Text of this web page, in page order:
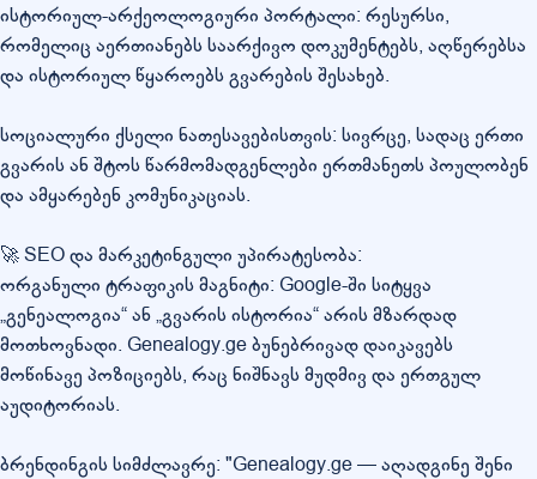
ისტორიულ-არქეოლოგიური პორტალი: რესურსი,
რომელიც აერთიანებს საარქივო დოკუმენტებს, აღწერებსა
და ისტორიულ წყაროებს გვარების შესახებ.
სოციალური ქსელი ნათესავებისთვის: სივრცე, სადაც ერთი
გვარის ან შტოს წარმომადგენლები ერთმანეთს პოულობენ
და ამყარებენ კომუნიკაციას.
🚀 SEO და მარკეტინგული უპირატესობა:
ორგანული ტრაფიკის მაგნიტი: Google-ში სიტყვა
„გენეალოგია“ ან „გვარის ისტორია“ არის მზარდად
მოთხოვნადი. Genealogy.ge ბუნებრივად დაიკავებს
მოწინავე პოზიციებს, რაც ნიშნავს მუდმივ და ერთგულ
აუდიტორიას.
ბრენდინგის სიმძლავრე: "Genealogy.ge — აღადგინე შენი